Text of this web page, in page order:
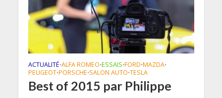
ACTUALITÉ•ALFA ROMEO•ESSAIS•FORD•MAZDA•
PEUGEOT•PORSCHE•SALON AUTO•TESLA
Best of 2015 par Philippe